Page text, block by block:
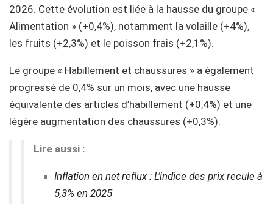
2026. Cette évolution est liée à la hausse du groupe «
Alimentation » (+0,4%), notamment la volaille (+4%),
les fruits (+2,3%) et le poisson frais (+2,1%).
Le groupe « Habillement et chaussures » a également
progressé de 0,4% sur un mois, avec une hausse
équivalente des articles d’habillement (+0,4%) et une
légère augmentation des chaussures (+0,3%).
Lire aussi :
Inflation en net reflux : L’indice des prix recule à
5,3% en 2025